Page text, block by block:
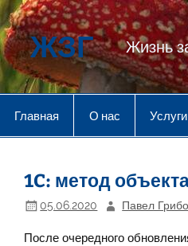
Перейти
к
содержимому
ЖЗГ Жизнь
Главная О нас Услуги
1C: метод
05.06.2020 Павел
После очередного